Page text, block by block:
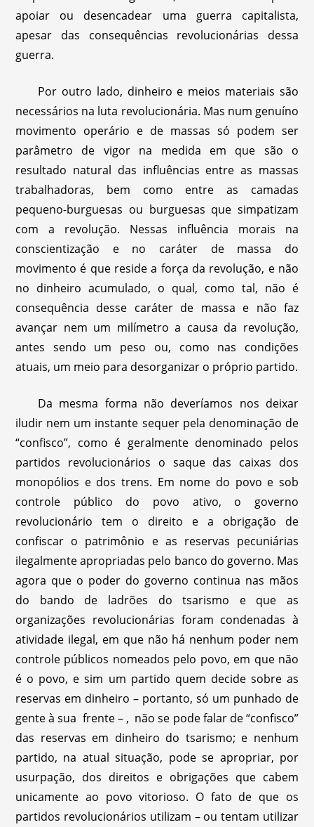
apoiar ou desencadear uma guerra capitalista,
apesar das consequências revolucionárias dessa
guerra.
Por outro lado, dinheiro e meios materiais são
necessários na luta revolucionária. Mas num genuíno
movimento operário e de massas só podem ser
parâmetro de vigor na medida em que são o
resultado natural das influências entre as massas
trabalhadoras, bem como entre as camadas
pequeno-burguesas ou burguesas que simpatizam
com a revolução. Nessas influência morais na
conscientização e no caráter de massa do
movimento é que reside a força da revolução, e não
no dinheiro acumulado, o qual, como tal, não é
consequência desse caráter de massa e não faz
avançar nem um milímetro a causa da revolução,
antes sendo um peso ou, como nas condições
atuais, um meio para desorganizar o próprio partido.
Da mesma forma não deveríamos nos deixar
iludir nem um instante sequer pela denominação de
“confisco”, como é geralmente denominado pelos
partidos revolucionários o saque das caixas dos
monopólios e dos trens. Em nome do povo e sob
controle público do povo ativo, o governo
revolucionário tem o direito e a obrigação de
confiscar o patrimônio e as reservas pecuniárias
ilegalmente apropriadas pelo banco do governo. Mas
agora que o poder do governo continua nas mãos
do bando de ladrões do tsarismo e que as
organizações revolucionárias foram condenadas à
atividade ilegal, em que não há nenhum poder nem
controle públicos nomeados pelo povo, em que não
é o povo, e sim um partido quem decide sobre as
reservas em dinheiro – portanto, só um punhado de
gente à sua frente – , não se pode falar de “confisco”
das reservas em dinheiro do tsarismo; e nenhum
partido, na atual situação, pode se apropriar, por
usurpação, dos direitos e obrigações que cabem
unicamente ao povo vitorioso. O fato de que os
partidos revolucionários utilizam – ou tentam utilizar